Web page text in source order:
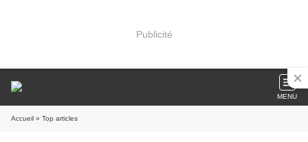
Publicité
MENU
Accueil » Top articles